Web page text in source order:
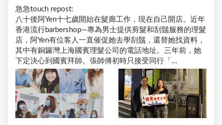
急急touch repost:
八十後阿Yen十七歲開始在髮廊工作，現在自己開店。近年
香港流行barbershop—專為男士提供剪髮和刮鬚服務的理髮
店，阿Yen有位客人一直催促她去學刮鬚，還替她找資料，
其中有銅鑼灣上海國賓理髮公司的電話地址。三年前，她
下定決心到國賓拜師。張師傅初時只接受同行「...